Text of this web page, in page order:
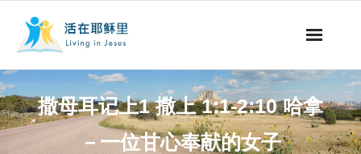
视听节目
撒母耳记上1 撒上 1:1-2:10 哈拿
－一位甘心奉献的女子